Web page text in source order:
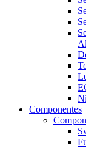
Componentes